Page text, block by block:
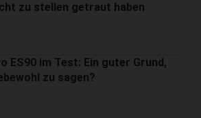
zu stellen getraut haben
ES90 im Test: Ein guter Grund,
zu sagen?